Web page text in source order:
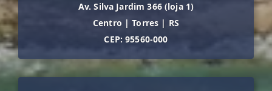
Av. Silva Jardim 366 (loja 1)
Centro | Torres | RS
CEP: 95560-000